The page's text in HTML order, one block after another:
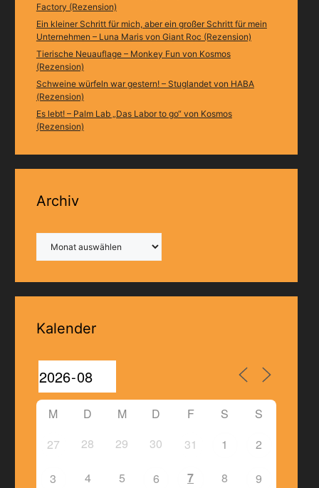
Factory (Rezension)
Ein kleiner Schritt für mich, aber ein großer Schritt für mein
Unternehmen – Luna Maris von Giant Roc (Rezension)
Tierische Neuauflage – Monkey Fun von Kosmos
(Rezension)
Schweine würfeln war gestern! – Stuglandet von HABA
(Rezension)
Es lebt! – Palm Lab „Das Labor to go“ von Kosmos
(Rezension)
Archiv
Kalender
M D M D F S
S
27
28 29 30 31 1 2
3 4 5 6 7 8 9